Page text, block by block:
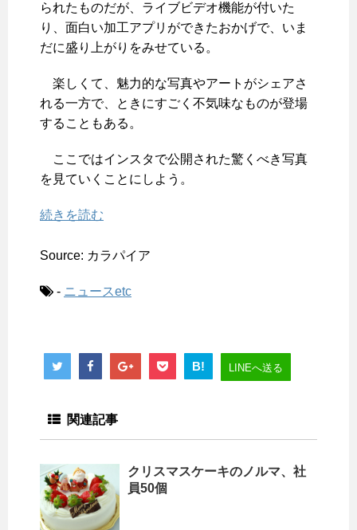
られたものだが、ライブビデオ機能が付いた
り、面白い加工アプリができたおかげで、いま
だに盛り上がりをみせている。
楽しくて、魅力的な写真やアートがシェアさ
れる一方で、ときにすごく不気味なものが登場
することもある。
ここではインスタで公開された驚くべき写真
を見ていくことにしよう。
続きを読む
Source: カラパイア
- ニュースetc
B! LINEへ送る
関連記事
クリスマスケーキのノルマ、社
員50個